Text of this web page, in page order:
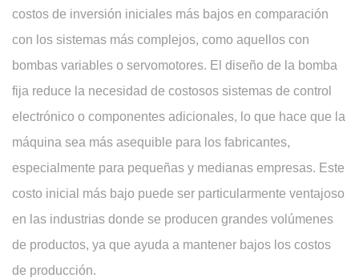
costos de inversión iniciales más bajos en comparación
con los sistemas más complejos, como aquellos con
bombas variables o servomotores. El diseño de la bomba
fija reduce la necesidad de costosos sistemas de control
electrónico o componentes adicionales, lo que hace que la
máquina sea más asequible para los fabricantes,
especialmente para pequeñas y medianas empresas. Este
costo inicial más bajo puede ser particularmente ventajoso
en las industrias donde se producen grandes volúmenes
de productos, ya que ayuda a mantener bajos los costos
de producción.